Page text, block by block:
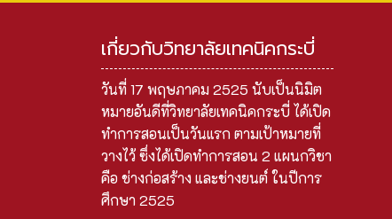
เกี่ยวกับวิทยาลัยเทคนิคกระบี่
วันที่ 17 พฤษภาคม 2525 นับเป็นนิมิต
หมายอันดีที่วิทยาลัยเทคนิคกระบี่ ได้เปิด
ทำการสอนเป็นวันแรก ตามเป้าหมายที่
วางไว้ ซึ่งได้เปิดทำการสอน 2 แผนกวิชา
คือ ช่างก่อสร้าง และช่างยนต์ ในปีการ
ศึกษา 2525